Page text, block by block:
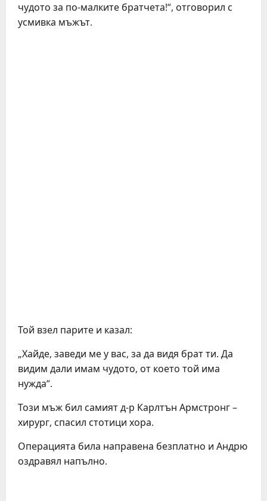
чудото за по-малките братчета!“, отговорил с
усмивка мъжът.
Той взел парите и казал:
„Хайде, заведи ме у вас, за да видя брат ти. Да
видим дали имам чудото, от което той има
нужда“.
Този мъж бил самият д-р Карлтън Армстронг –
хирург, спасил стотици хора.
Операцията била направена безплатно и Андрю
оздравял напълно.